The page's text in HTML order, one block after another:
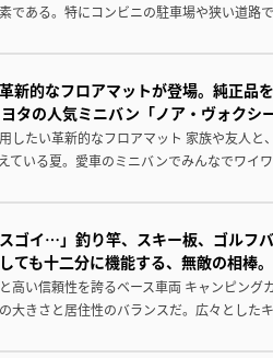
である。特にコンビニの駐車場や狭い道路
新的なフロアマットが登場。純正品
タの人気ミニバン「ノア・ヴォクシ
したい革新的なフロアマット 家族や友人と
ている夏。愛車のミニバンでみんなでワイ
ゴイ…」釣り竿、スキー板、ゴルフバ
ても十二分に機能する、無敵の相棒。
高い信頼性を誇るベース車両 キャンピング
大きさと居住性のバランスだ。広々とした